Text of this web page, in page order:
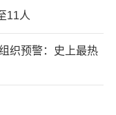
11人
织预警：史上最热